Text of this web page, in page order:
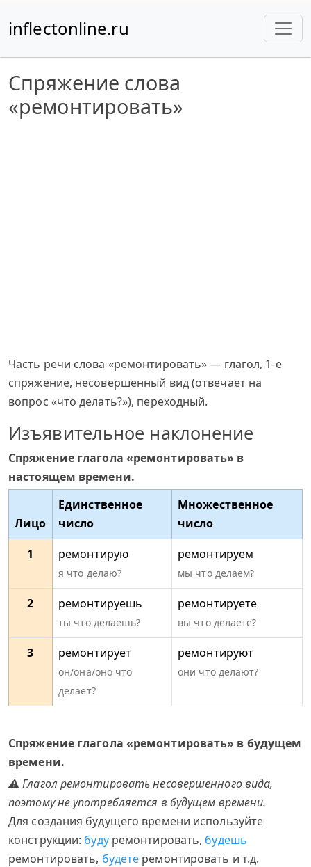
inflectonline.ru
Спряжение слова
«ремонтировать»
Часть речи слова «ремонтировать» — глагол, 1-е
спряжение, несовершенный вид (отвечает на
вопрос «что делать?»), переходный.
Изъявительное наклонение
Спряжение глагола «ремонтировать» в
настоящем времени.
Лицо
Единственное
число
Множественное
число
1
ремонтирую
я что делаю?
ремонтируем
мы что делаем?
2 ремонтируешь
ты что делаешь?
ремонтируете
вы что делаете?
3 ремонтирует
он/она/оно что
делает?
ремонтируют
они что делают?
Спряжение глагола «ремонтировать» в будущем
времени.
⚠ Глагол ремонтировать несовершенного вида,
поэтому не употребляется в будущем времени.
Для создания будущего времени используйте
конструкции: будуремонтировать, будешь
ремонтировать, будете ремонтировать и т.д.